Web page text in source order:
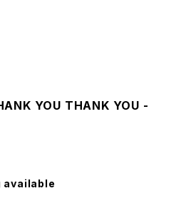
YOU THANK YOU -
available